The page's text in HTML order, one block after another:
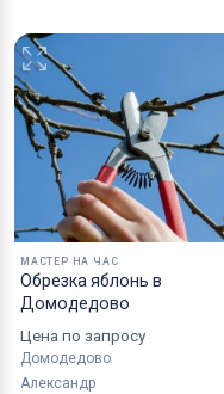
МАСТЕР НА ЧАС
Обрезка яблонь в
Домодедово
Цена по запросу
Домодедово
Александр